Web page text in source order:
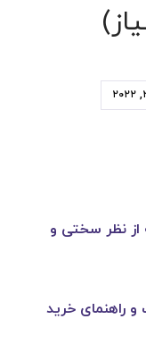
نظر سختی و
و راهنمای خرید